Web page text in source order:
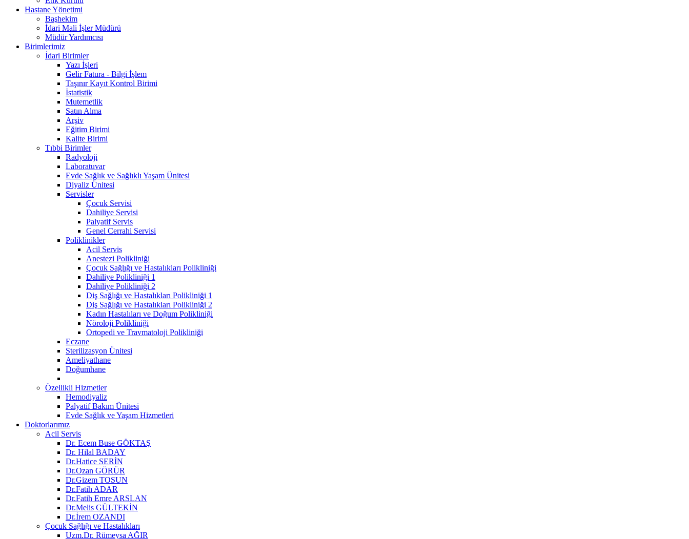
Hastane Yönetimi
Başhekim
İdari Mali İşler Müdürü
Müdür Yardımcısı
Birimlerimiz
İdari Birimler
Yazı İşleri
Gelir Fatura - Bilgi İşlem
Taşınır Kayıt Kontrol Birimi
İstatistik
Mutemetlik
Satın Alma
Arşiv
Eğitim Birimi
Kalite Birimi
Tıbbi Birimler
Radyoloji
Laboratuvar
Evde Sağlık ve Sağlıklı Yaşam Ünitesi
Diyaliz Ünitesi
Servisler
Çocuk Servisi
Dahiliye Servisi
Palyatif Servis
Genel Cerrahi Servisi
Poliklinikler
Acil Servis
Anestezi Polikliniği
Çocuk Sağlığı ve Hastalıkları Polikliniği
Dahiliye Polikliniği 1
Dahiliye Polikliniği 2
Diş Sağlığı ve Hastalıkları Polikliniği 1
Diş Sağlığı ve Hastalıkları Polikliniği 2
Kadın Hastalıları ve Doğum Polikliniği
Nöroloji Polikliniği
Ortopedi ve Travmatoloji Polikliniği
Eczane
Sterilizasyon Ünitesi
Ameliyathane
Doğumhane
Özellikli Hizmetler
Hemodiyaliz
Palyatif Bakım Ünitesi
Evde Sağlık ve Yaşam Hizmetleri
Doktorlarımız
Acil Servis
Dr. Ecem Buse GÖKTAŞ
Dr. Hilal BADAY
Dr.Hatice SERİN
Dr.Ozan GÖRÜR
Dr.Gizem TOSUN
Dr.Fatih ADAR
Dr.Fatih Emre ARSLAN
Dr.Melis GÜLTEKİN
Dr.İrem OZANDI
Çocuk Sağlığı ve Hastalıkları
Uzm.Dr. Rümeysa AĞIR